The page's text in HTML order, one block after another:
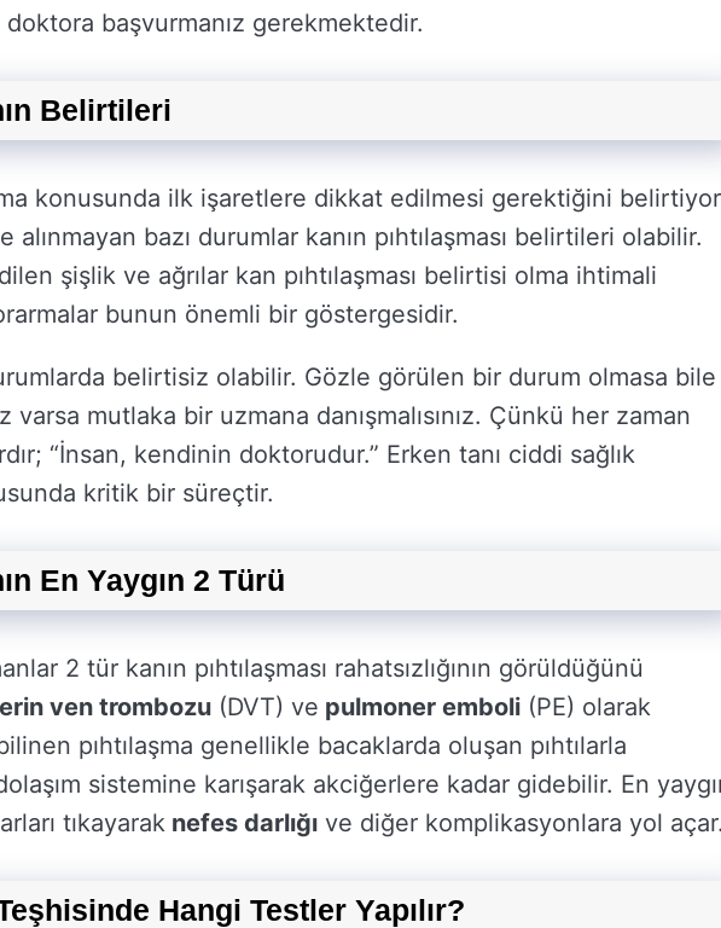
başvurmanız gerekmektedir.
Belirtileri
konusunda ilk işaretlere dikkat edilmesi gerektiğini
bazı durumlar kanın pıhtılaşması belirtileri olabilir.
şişlik ve ağrılar kan pıhtılaşması belirtisi olma ihtimali
bunun önemli bir göstergesidir.
belirtisiz olabilir. Gözle görülen bir durum olmasa bile
mutlaka bir uzmana danışmalısınız. Çünkü her zaman
“İnsan, kendinin doktorudur.” Erken tanı ciddi sağlık
kritik bir süreçtir.
En Yaygın 2 Türü
2 tür kanın pıhtılaşması rahatsızlığının görüldüğünü
ven trombozu (DVT) ve pulmoner emboli (PE) olarak
pıhtılaşma genellikle bacaklarda oluşan pıhtılarla
sistemine karışarak akciğerlere kadar gidebilir. En
tıkayarak nefes darlığı ve diğer komplikasyonlara yol
Hangi Testler Yapılır?